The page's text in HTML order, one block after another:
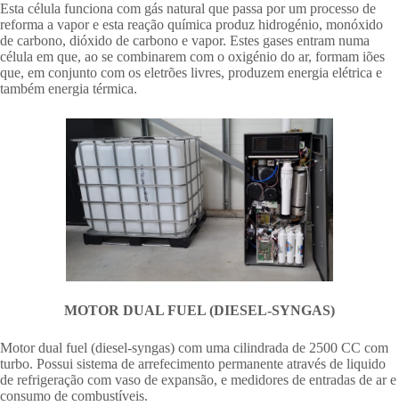
Esta célula funciona com gás natural que passa por um processo de
reforma a vapor e esta reação química produz hidrogénio, monóxido
de carbono, dióxido de carbono e vapor. Estes gases entram numa
célula em que, ao se combinarem com o oxigénio do ar, formam iões
que, em conjunto com os eletrões livres, produzem energia elétrica e
também energia térmica.
MOTOR DUAL FUEL (DIESEL-SYNGAS)
Motor dual fuel (diesel-syngas) com uma cilindrada de 2500 CC com
turbo. Possui sistema de arrefecimento permanente através de liquido
de refrigeração com vaso de expansão, e medidores de entradas de ar e
consumo de combustíveis.